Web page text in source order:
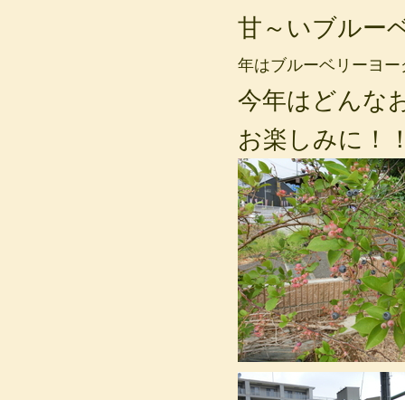
甘～いブルー
年はブルーベリーヨ
今年はどんな
お楽しみに！